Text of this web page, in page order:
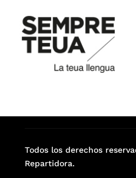
Todos los derechos
Repartidora.